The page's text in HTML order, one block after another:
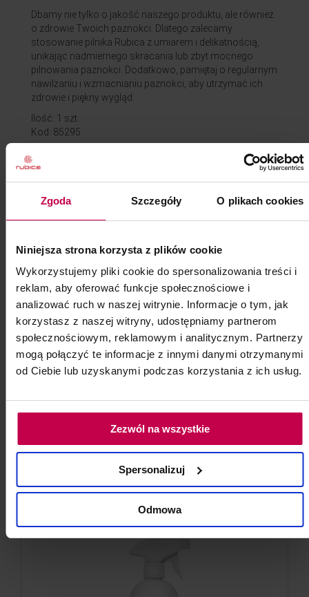
Zgoda Szczegóły O plikach cookies
Niniejsza strona korzysta z plików cookie
Wykorzystujemy pliki cookie do spersonalizowania treści i
reklam, aby oferować funkcje społecznościowe i
analizować ruch w naszej witrynie. Informacje o tym, jak
korzystasz z naszej witryny, udostępniamy partnerom
społecznościowym, reklamowym i analitycznym. Partnerzy
mogą połączyć te informacje z innymi danymi otrzymanymi
od Ciebie lub uzyskanymi podczas korzystania z ich usług.
Zezwól na wszystkie
Spersonalizuj
Odmowa
Dbamy nie tylko o jakość naszego produktu, ale również
o zdrowie Twoich paznokci. Dlatego zalecamy
stosowanie pilnika Rubica z umiarem i delikatnością,
unikając nadmiernego skracania lub zbyt mocnego
pilnowania paznokci. Dodatkowo, pamiętaj o regularnym
nawilżaniu i wzmacnianiu paznokci, aby utrzymać ich
zdrowie i piękny wygląd.
Ilość: 1 szt.
Kod: 85295
do koszyka
Dostępny w sklepie
Zamów do firmy pod wskazany adres
Standardowa wysyłka w 24 godziny
Darmowa dostawa dla zamówień od 250 zł
Zwrot 14 dni